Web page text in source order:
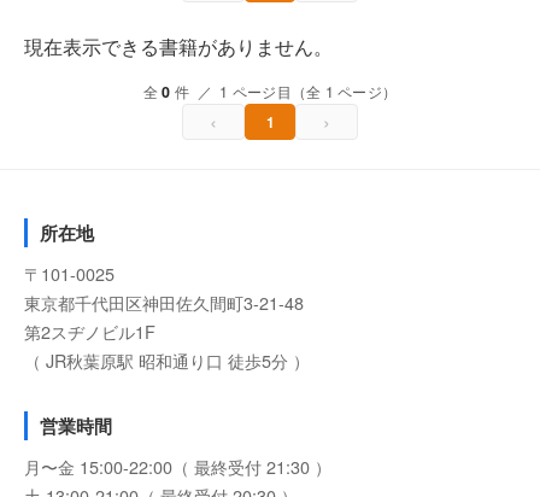
現在表示できる書籍がありません。
全0 件 ／ 1 ページ目（全 1 ページ）
‹ 1 ›
所在地
〒101-0025
東京都千代田区神田佐久間町3-21-48
第2スヂノビル1F
（ JR秋葉原駅 昭和通り口 徒歩5分 ）
営業時間
月〜金 15:00-22:00（ 最終受付 21:30 ）